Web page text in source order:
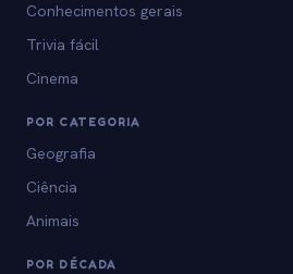
Conhecimentos gerais
Trivia fácil
Cinema
POR CATEGORIA
Geografia
Ciência
Animais
POR DÉCADA